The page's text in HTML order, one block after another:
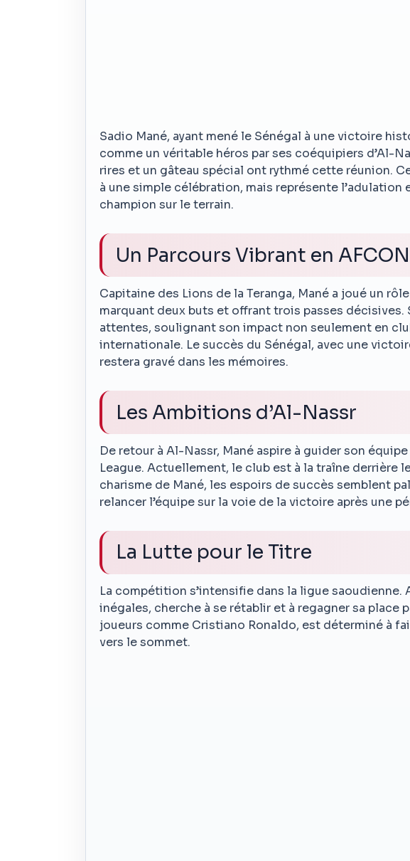
Sadio Mané, ayant mené le Sénégal à une victoire
comme un véritable héros par ses coéquipiers d’Al-
rires et un gâteau spécial ont rythmé cette réunion.
à une simple célébration, mais représente
champion sur le terrain.
Un Parcours Vibrant en AFCON
Capitaine des Lions de la Teranga, Mané a joué un
marquant deux buts et offrant trois passes décisives.
attentes, soulignant son impact non seulement en
internationale. Le succès du Sénégal, avec une
restera gravé dans les mémoires.
Les Ambitions d’Al-Nassr
De retour à Al-Nassr, Mané aspire à guider son
League. Actuellement, le club est à la traîne derrière
charisme de Mané, les espoirs de succès semblent
relancer l’équipe sur la voie de la victoire après une
La Lutte pour le Titre
La compétition s’intensifie dans la ligue saoudienne.
inégales, cherche à se rétablir et à regagner sa place
joueurs comme Cristiano Ronaldo, est déterminé à
vers le sommet.